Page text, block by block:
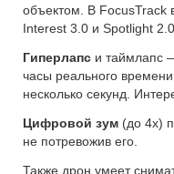
объектом. В FocusTrack
Interest 3.0 и Spotlight 2.0.
Гиперлапс и таймлапс
часы реального
несколько секунд.
Цифровой зум (до 4х)
не потревожив его.
Также дрон умеет